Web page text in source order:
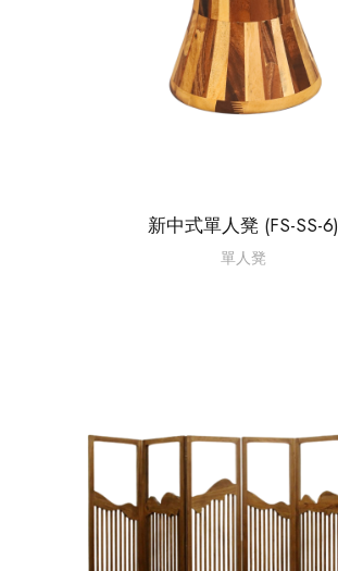
新中式單人凳 (FS-SS-6)
單人凳